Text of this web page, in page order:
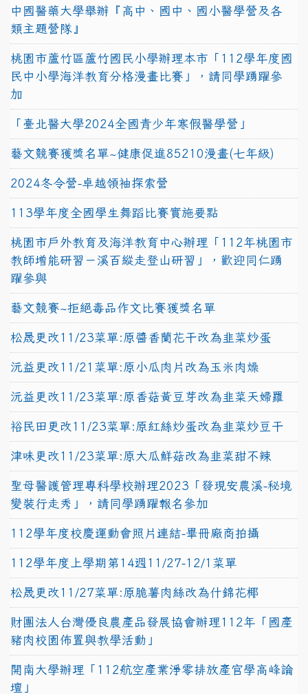
中國醫藥大學舉辦『高中、國中、國小醫學營及各
類主題營隊』
桃園市蘆竹區蘆竹國民小學辦理本市「112學年度國
民中小學海洋教育分格漫畫比賽」，請同學踴躍參
加
「臺北醫大學2024全國青少年寒假醫學營」
藝文競賽獲獎名單~健康促進85210漫畫(七年級)
2024冬令營-卓越領袖探索營
113學年度全國學生舞蹈比賽實施要點
桃園市戶外教育及海洋教育中心辦理「112年桃園市
教師增能研習－溪百縱走登山研習」，歡迎同仁踴
躍參與
藝文競賽~拒絕毒品作文比賽獲獎名單
松晟更改11/23菜單:原醬香蘭花干改為韭菜炒蛋
沅益更改11/21菜單:原小瓜肉片改為玉米肉燥
沅益更改11/23菜單:原香菇黃豆芽改為韭菜天婦羅
裕民田更改11/23菜單:原紅絲炒蛋改為韭菜炒豆干
津味更改11/23菜單:原大瓜鮮菇改為韭菜甜不辣
聖母醫護管理專科學校辦理2023「發現安農溪-秘境
變裝行走秀」，請同學踴躍報名參加
112學年度校慶運動會照片連結-畢冊廠商拍攝
112學年度上學期第14週11/27-12/1菜單
松晟更改11/27菜單:原脆薯肉絲改為什錦花椰
財團法人台灣優良農產品發展協會辦理112年「國產
豬肉校園佈置與教學活動」
開南大學辦理「112航空產業淨零排放產官學高峰論
壇」